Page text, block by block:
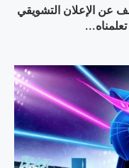
عن الإعلان التشويقي